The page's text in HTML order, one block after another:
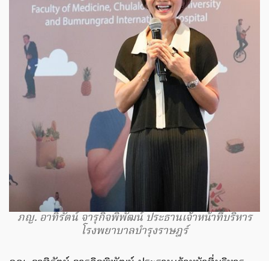
ภญ. อาทิรัตน์ จารุกิจพิพัฒน์ ประธานเจ้าหน้าที่บริหาร
โรงพยาบาลบำรุงราษฎร์